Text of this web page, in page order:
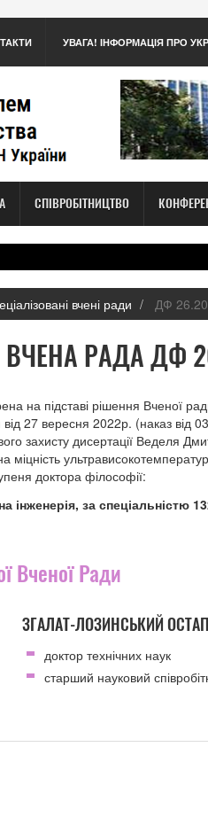
УВАГА! ІНФОРМАЦІЯ ПРО
СПІВРОБІТНИЦТВО
вчені ради ДФ
РАДА ДФ
на підставі рішення Вченої
27 вересня 2022р. (наказ від
захисту дисертації Веделя
доктора філософії:
інженерія, за спеціальністю
Вченої Ради
ЗГАЛАТ-ЛОЗИНСЬКИЙ
доктор технічних наук
старший науковий